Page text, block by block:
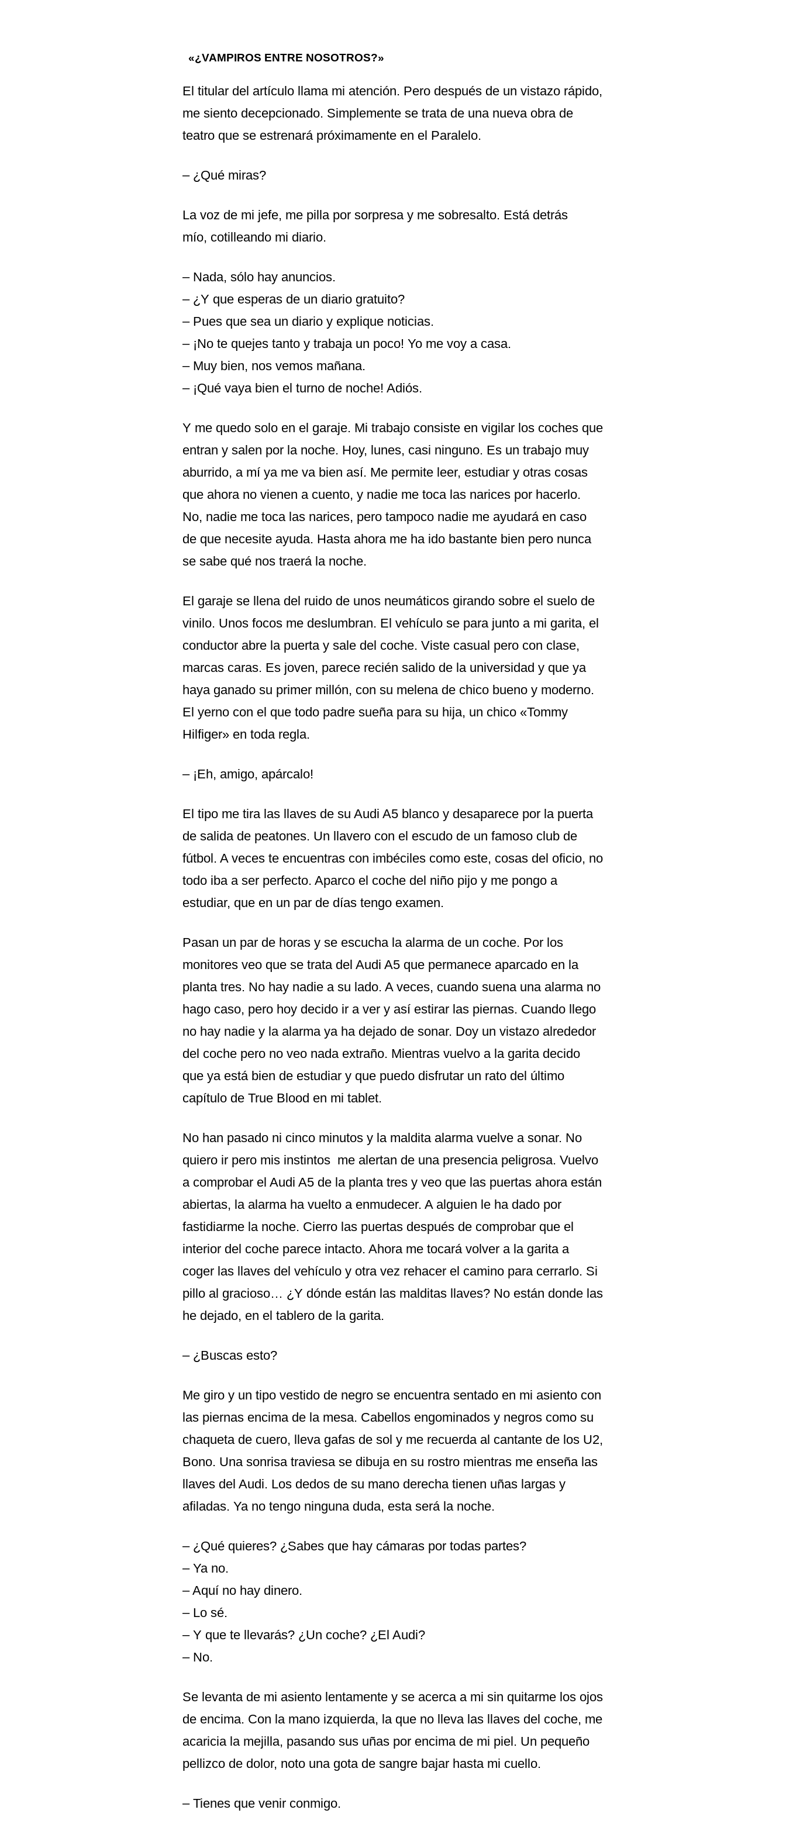
«¿VAMPIROS ENTRE NOSOTROS?»
El titular del artículo llama mi atención. Pero después de un vistazo rápido,
me siento decepcionado. Simplemente se trata de una nueva obra de
teatro que se estrenará próximamente en el Paralelo.
– ¿Qué miras?
La voz de mi jefe, me pilla por sorpresa y me sobresalto. Está detrás
mío, cotilleando mi diario.
– Nada, sólo hay anuncios.
– ¿Y que esperas de un diario gratuito?
– Pues que sea un diario y explique noticias.
– ¡No te quejes tanto y trabaja un poco! Yo me voy a casa.
– Muy bien, nos vemos mañana.
– ¡Qué vaya bien el turno de noche! Adiós.
Y me quedo solo en el garaje. Mi trabajo consiste en vigilar los coches que
entran y salen por la noche. Hoy, lunes, casi ninguno. Es un trabajo muy
aburrido, a mí ya me va bien así. Me permite leer, estudiar y otras cosas
que ahora no vienen a cuento, y nadie me toca las narices por hacerlo.
No, nadie me toca las narices, pero tampoco nadie me ayudará en caso
de que necesite ayuda. Hasta ahora me ha ido bastante bien pero nunca
se sabe qué nos traerá la noche.
El garaje se llena del ruido de unos neumáticos girando sobre el suelo de
vinilo. Unos focos me deslumbran. El vehículo se para junto a mi garita, el
conductor abre la puerta y sale del coche. Viste casual pero con clase,
marcas caras. Es joven, parece recién salido de la universidad y que ya
haya ganado su primer millón, con su melena de chico bueno y moderno.
El yerno con el que todo padre sueña para su hija, un chico «Tommy
Hilfiger» en toda regla.
– ¡Eh, amigo, apárcalo!
El tipo me tira las llaves de su Audi A5 blanco y desaparece por la puerta
de salida de peatones. Un llavero con el escudo de un famoso club de
fútbol. A veces te encuentras con imbéciles como este, cosas del oficio, no
todo iba a ser perfecto. Aparco el coche del niño pijo y me pongo a
estudiar, que en un par de días tengo examen.
Pasan un par de horas y se escucha la alarma de un coche. Por los
monitores veo que se trata del Audi A5 que permanece aparcado en la
planta tres. No hay nadie a su lado. A veces, cuando suena una alarma no
hago caso, pero hoy decido ir a ver y así estirar las piernas. Cuando llego
no hay nadie y la alarma ya ha dejado de sonar. Doy un vistazo alrededor
del coche pero no veo nada extraño. Mientras vuelvo a la garita decido
que ya está bien de estudiar y que puedo disfrutar un rato del último
capítulo de True Blood en mi tablet.
No han pasado ni cinco minutos y la maldita alarma vuelve a sonar. No
quiero ir pero mis instintos me alertan de una presencia peligrosa. Vuelvo
a comprobar el Audi A5 de la planta tres y veo que las puertas ahora están
abiertas, la alarma ha vuelto a enmudecer. A alguien le ha dado por
fastidiarme la noche. Cierro las puertas después de comprobar que el
interior del coche parece intacto. Ahora me tocará volver a la garita a
coger las llaves del vehículo y otra vez rehacer el camino para cerrarlo. Si
pillo al gracioso… ¿Y dónde están las malditas llaves? No están donde las
he dejado, en el tablero de la garita.
– ¿Buscas esto?
Me giro y un tipo vestido de negro se encuentra sentado en mi asiento con
las piernas encima de la mesa. Cabellos engominados y negros como su
chaqueta de cuero, lleva gafas de sol y me recuerda al cantante de los U2,
Bono. Una sonrisa traviesa se dibuja en su rostro mientras me enseña las
llaves del Audi. Los dedos de su mano derecha tienen uñas largas y
afiladas. Ya no tengo ninguna duda, esta será la noche.
– ¿Qué quieres? ¿Sabes que hay cámaras por todas partes?
– Ya no.
– Aquí no hay dinero.
– Lo sé.
– Y que te llevarás? ¿Un coche? ¿El Audi?
– No.
Se levanta de mi asiento lentamente y se acerca a mi sin quitarme los ojos
de encima. Con la mano izquierda, la que no lleva las llaves del coche, me
acaricia la mejilla, pasando sus uñas por encima de mi piel. Un pequeño
pellizco de dolor, noto una gota de sangre bajar hasta mi cuello.
– Tienes que venir conmigo.